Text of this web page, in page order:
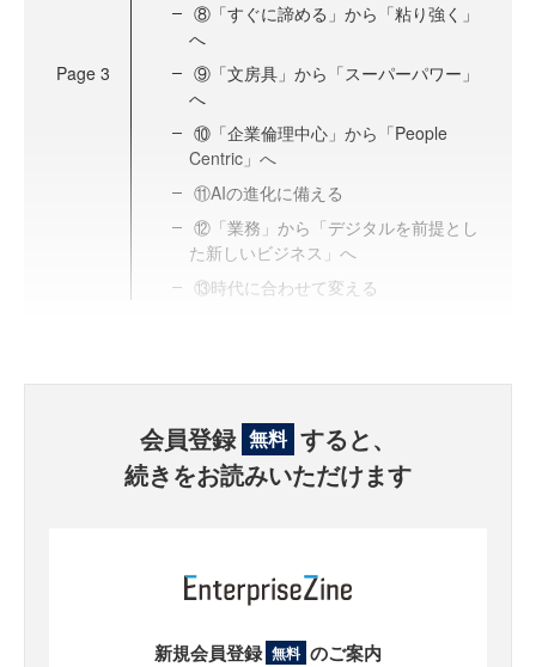
Page 3
⑧「すぐに諦める」から「粘り強く」
へ
⑨「文房具」から「スーパーパワー」
へ
⑩「企業倫理中心」から「People
Centric」へ
⑪AIの進化に備える
⑫「業務」から「デジタルを前提とし
た新しいビジネス」へ
⑬時代に合わせて変える
会員登録 無料 すると、
続きをお読みいただけます
新規会員登録 無料 のご案内